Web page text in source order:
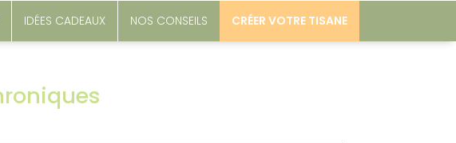
IDÉES CADEAUX NOS CONSEILS CRÉER VOTRE TISANE